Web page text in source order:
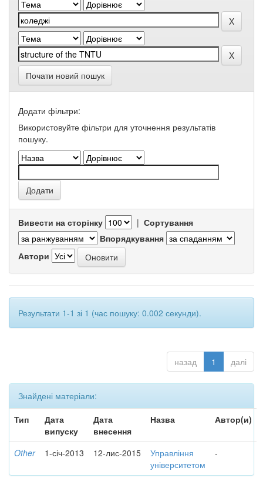
Почати новий пошук
Додати фільтри:
Використовуйте фільтри для уточнення результатів
пошуку.
Вивести на сторінку | Сортування
Впорядкування
Автори
Результати 1-1 зі 1 (час пошуку: 0.002 секунди).
назад 1 далі
Знайдені матеріали:
Тип
Дата
випуску
Дата
внесення
Назва Автор(и)
Other 1-січ-2013 12-лис-2015
Управління
університетом
-